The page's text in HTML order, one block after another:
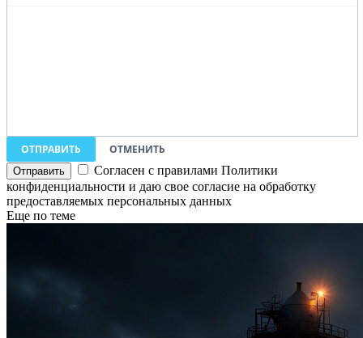
ОТПРАВИТЬ
ОТМЕНИТЬ
Согласен с правилами Политики
конфиденциальности и даю свое согласие на обработку
предоставляемых персональных данных
Еще по теме